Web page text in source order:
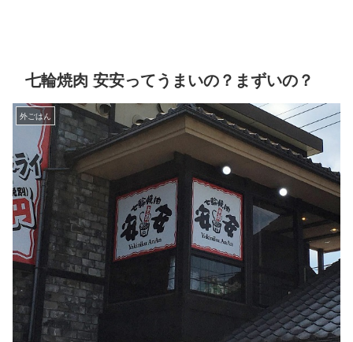
七輪焼肉 安安ってうまいの？まずいの？
外ごはん